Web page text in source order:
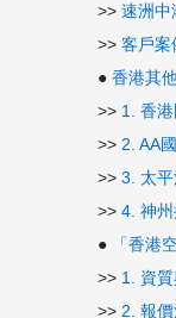
>> 速洲中
>> 客戶案
● 香港其
>> 1. 香
>> 2. AA
>> 3. 太
>> 4. 神
●
「香港
>> 1. 資
>> 2. 報